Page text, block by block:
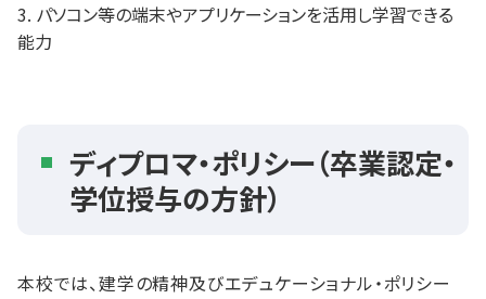
パソコン等の端末やアプリケーションを活用し学習できる
能力
ディプロマ・ポリシー（卒業認定・
学位授与の方針）
本校では、建学の精神及びエデュケーショナル・ポリシー